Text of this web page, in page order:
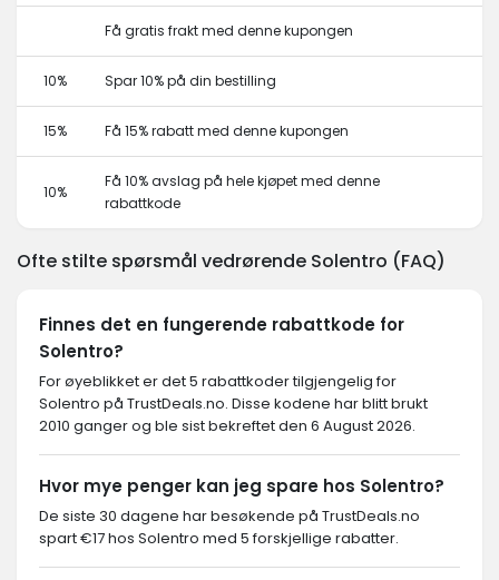
Få gratis frakt med denne kupongen
10% Spar 10% på din bestilling
15% Få 15% rabatt med denne kupongen
10%
Få 10% avslag på hele kjøpet med denne
rabattkode
Ofte stilte spørsmål vedrørende Solentro (FAQ)
Finnes det en fungerende rabattkode for
Solentro?
For øyeblikket er det 5 rabattkoder tilgjengelig for
Solentro på TrustDeals.no. Disse kodene har blitt brukt
2010 ganger og ble sist bekreftet den 6 August 2026.
Hvor mye penger kan jeg spare hos Solentro?
De siste 30 dagene har besøkende på TrustDeals.no
spart €17 hos Solentro med 5 forskjellige rabatter.